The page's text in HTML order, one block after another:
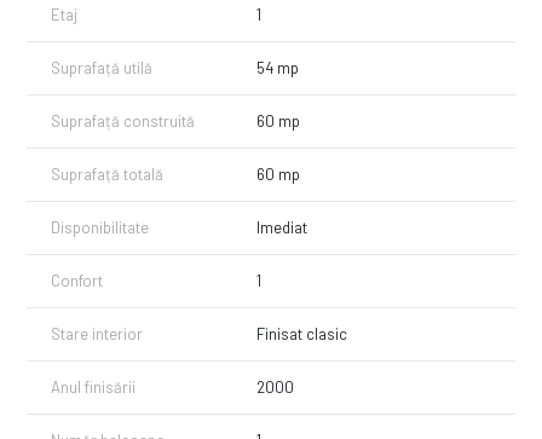
Etaj 1
Suprafață utilă 54 mp
Suprafață construită 60 mp
Suprafață totală 60 mp
Disponibilitate Imediat
Confort 1
Stare interior Finisat clasic
Anul finisării 2000